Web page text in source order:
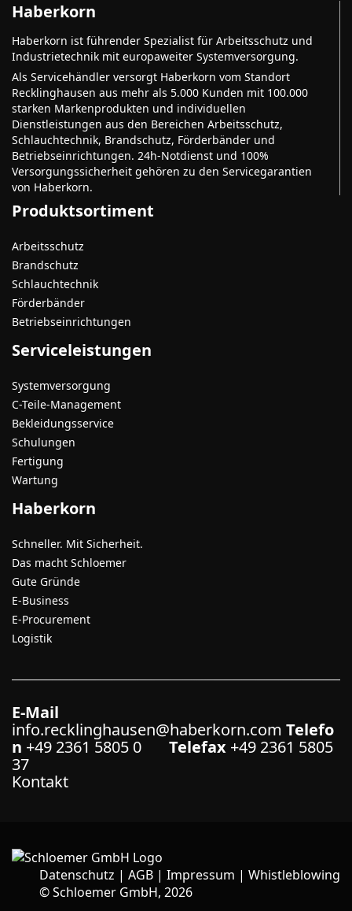
Haberkorn
Haberkorn ist führender Spezialist für Arbeitsschutz und
Industrietechnik mit europaweiter Systemversorgung.
Als Servicehändler versorgt Haberkorn vom Standort
Recklinghausen aus mehr als 5.000 Kunden mit 100.000
starken Markenprodukten und individuellen
Dienstleistungen aus den Bereichen Arbeitsschutz,
Schlauchtechnik, Brandschutz, Förderbänder und
Betriebseinrichtungen. 24h-Notdienst und 100%
Versorgungssicherheit gehören zu den Servicegarantien
von Haberkorn.
Produktsortiment
Arbeitsschutz
Brandschutz
Schlauchtechnik
Förderbänder
Betriebseinrichtungen
Serviceleistungen
Systemversorgung
C-Teile-Management
Bekleidungsservice
Schulungen
Fertigung
Wartung
Haberkorn
Schneller. Mit Sicherheit.
Das macht Schloemer
Gute Gründe
E-Business
E-Procurement
Logistik
E-Mail
info.recklinghausen@haberkorn.com Telefo
n +49 2361 5805 0 Telefax +49 2361 5805
37
Kontakt
Datenschutz | AGB | Impressum | Whistleblowing
©Schloemer GmbH, 2026